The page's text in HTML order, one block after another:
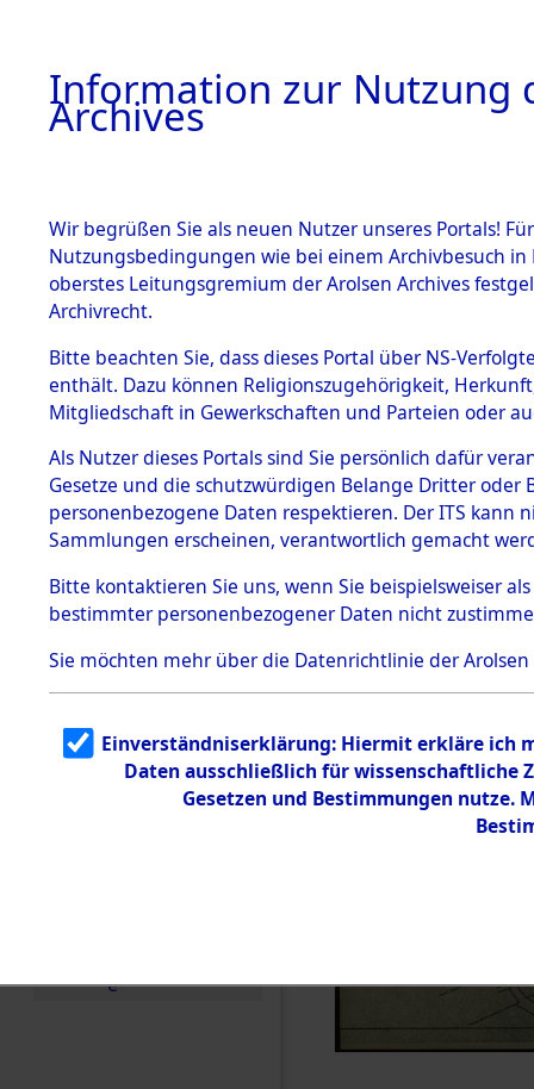
BESTÄNDE
1.
mente
5. Verschiedenes
5.3
Todesmärsche
5.3.1 Alliierte
Erhebungen
zu
Todesmärsch
en
5.3.2
g
5.3.3
Todesmärsch
e
Information zur Nutzung
Archives
Wir begrüßen Sie als neuen Nutzer unseres Portals!
Nutzungsbedingungen wie bei einem Archivbesuch
oberstes Leitungsgremium der Arolsen Archives
Archivrecht.
Bitte beachten Sie, dass dieses Portal über NS-
enthält. Dazu können Religionszugehörigkeit,
Mitgliedschaft in Gewerkschaften und Parteien oder
Als Nutzer dieses Portals sind Sie persönlich dafür
Gesetze und die schutzwürdigen Belange Dritter
personenbezogene Daten respektieren. Der ITS
Sammlungen erscheinen, verantwortlich gemacht
Bitte kontaktieren Sie uns, wenn Sie beispielsweiser
bestimmter personenbezogener Daten nicht
Sie möchten mehr über die Datenrichtlinie der Arolsen
Einverständniserklärung: Hiermit erkläre ich
Daten ausschließlich für wissenschaftliche
Gesetzen und Bestimmungen nutze.